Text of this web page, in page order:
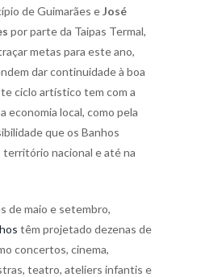
de Guimarães eJosé
por parte da Taipas Termal,
metas para este ano,
dar continuidade à boa
ciclo artístico tem com a
economia local, como pela
que os Banhos
nacional e até na
de maio e setembro,
têm projetado dezenas de
concertos, cinema,
teatro, ateliers infantis e